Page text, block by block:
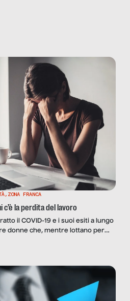
, ZONA FRANCA
c’è la perdita del lavoro
il COVID-19 e i suoi esiti a lungo
donne che, mentre lottano per
al lavoro. Forse per sempre.